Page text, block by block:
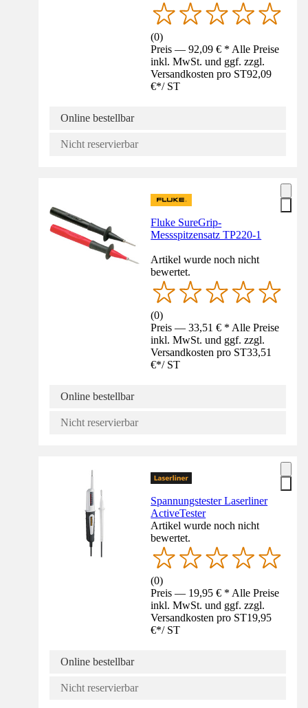
(0)
Preis — 92,09 € * Alle Preise
inkl. MwSt. und ggf. zzgl.
Versandkosten pro ST92,09
€*/ ST
Online bestellbar
Nicht reservierbar
Fluke SureGrip-
Messspitzensatz TP220-1
Artikel wurde noch nicht
bewertet.
(0)
Preis — 33,51 € * Alle Preise
inkl. MwSt. und ggf. zzgl.
Versandkosten pro ST33,51
€*/ ST
Online bestellbar
Nicht reservierbar
Spannungstester Laserliner
ActiveTester
Artikel wurde noch nicht
bewertet.
(0)
Preis — 19,95 € * Alle Preise
inkl. MwSt. und ggf. zzgl.
Versandkosten pro ST19,95
€*/ ST
Online bestellbar
Nicht reservierbar